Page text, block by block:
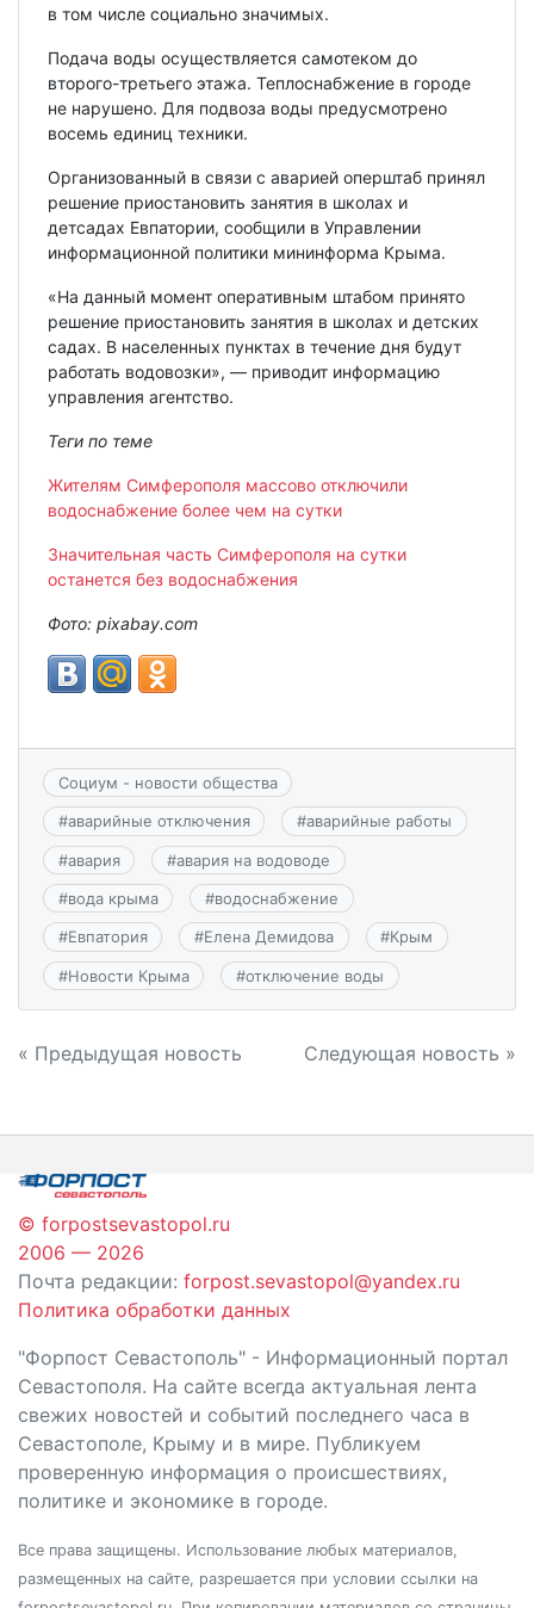
в том числе социально значимых.
Подача воды осуществляется самотеком до
второго-третьего этажа. Теплоснабжение в городе
не нарушено. Для подвоза воды предусмотрено
восемь единиц техники.
Организованный в связи с аварией оперштаб принял
решение приостановить занятия в школах и
детсадах Евпатории, сообщили в Управлении
информационной политики мининформа Крыма.
«На данный момент оперативным штабом принято
решение приостановить занятия в школах и детских
садах. В населенных пунктах в течение дня будут
работать водовозки», — приводит информацию
управления агентство.
Теги по теме
Жителям Симферополя массово отключили
водоснабжение более чем на сутки
Значительная часть Симферополя на сутки
останется без водоснабжения
Фото: pixabay.com
Социум - новости общества
#аварийные отключения #аварийные работы
#авария #авария на водоводе
#вода крыма #водоснабжение
#Евпатория #Елена Демидова #Крым
#Новости Крыма #отключение воды
Навигация
записям
« Предыдущая новость Следующая новость »
© forpostsevastopol.ru
2006 — 2026
Почта редакции: forpost.sevastopol@yandex.ru
Политика обработки данных
"Форпост Севастополь" - Информационный портал
Севастополя. На сайте всегда актуальная лента
свежих новостей и событий последнего часа в
Севастополе, Крыму и в мире. Публикуем
проверенную информация о происшествиях,
политике и экономике в городе.
Все права защищены. Использование любых материалов,
размещенных на сайте, разрешается при условии ссылки на